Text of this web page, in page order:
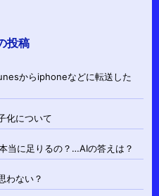
投稿
からiphoneなどに転送した
化について
当に足りるの？…AIの答えは？
わない？